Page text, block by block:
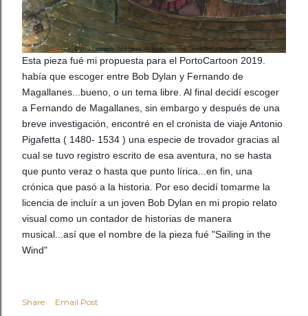
Esta pieza fué mi propuesta para el PortoCartoon 2019.
había que escoger entre Bob Dylan y Fernando de
Magallanes...bueno, o un tema libre. Al final decidí escoger
a Fernando de Magallanes, sin embargo y después de una
breve investigación, encontré en el cronista de viaje Antonio
Pigafetta ( 1480- 1534 ) una especie de trovador gracias al
cual se tuvo registro escrito de esa aventura, no se hasta
que punto veraz o hasta que punto lírica...en fin, una
crónica que pasó a la historia. Por eso decidí tomarme la
licencia de incluír a un joven Bob Dylan en mi propio relato
visual como un contador de historias de manera
musical...así que el nombre de la pieza fué "Sailing in the
Wind"
Share
Email Post